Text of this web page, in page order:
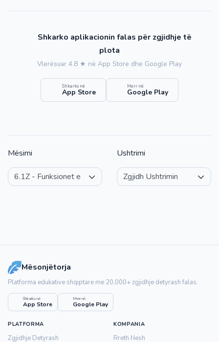
Shkarko aplikacionin falas për zgjidhje të
plota
Vlerësuar 4.8 ★ në App Store dhe Google Play
Shkarko në
App Store
Merr në
Google Play
Mësimi Ushtrimi
Mësonjëtorja
Platforma edukative shqiptare me 20,000+ zgjidhje detyrash falas.
Shkarko në
App Store
Merr në
Google Play
PLATFORMA
Zgjidhje Detyrash
KOMPANIA
Rreth Nesh